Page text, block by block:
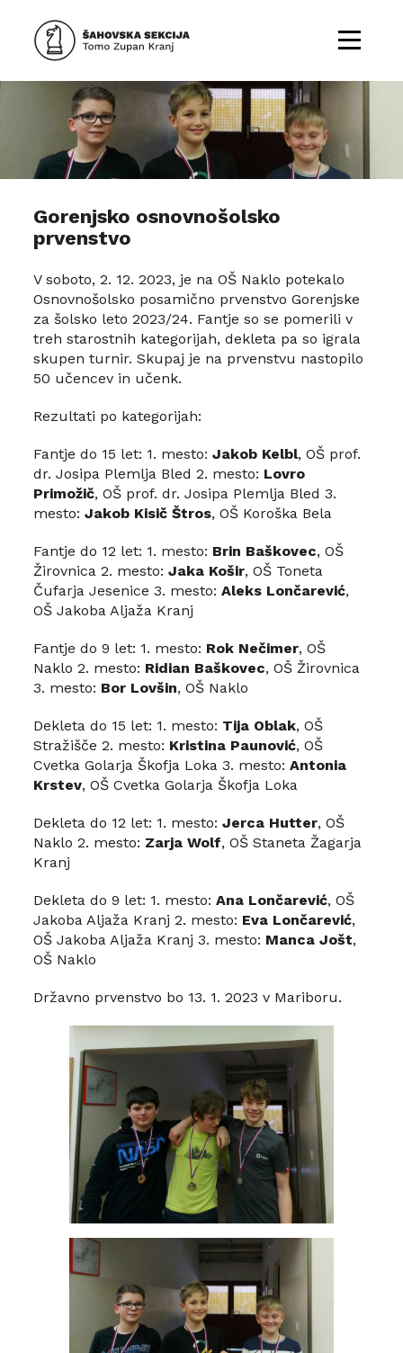
Gorenjsko osnovnošolsko
prvenstvo
V soboto, 2. 12. 2023, je na OŠ Naklo potekalo
Osnovnošolsko posamično prvenstvo Gorenjske
za šolsko leto 2023/24. Fantje so se pomerili v
treh starostnih kategorijah, dekleta pa so igrala
skupen turnir. Skupaj je na prvenstvu nastopilo
50 učencev in učenk.
Rezultati po kategorijah:
Fantje do 15 let: 1. mesto:Jakob Kelbl, OŠ prof.
dr. Josipa Plemlja Bled 2. mesto: Lovro
Primožič, OŠ prof. dr. Josipa Plemlja Bled 3.
mesto:Jakob Kisič Štros, OŠ Koroška Bela
Fantje do 12 let: 1. mesto: Brin Baškovec, OŠ
Žirovnica 2. mesto:Jaka Košir, OŠ Toneta
Čufarja Jesenice 3. mesto:Aleks Lončarević,
OŠ Jakoba Aljaža Kranj
Fantje do 9 let: 1. mesto: Rok Nečimer, OŠ
Naklo 2. mesto: Ridian Baškovec, OŠ Žirovnica
3. mesto: Bor Lovšin, OŠ Naklo
Dekleta do 15 let: 1. mesto: Tija Oblak, OŠ
Stražišče 2. mesto: Kristina Paunović, OŠ
Cvetka Golarja Škofja Loka 3. mesto:Antonia
Krstev, OŠ Cvetka Golarja Škofja Loka
Dekleta do 12 let: 1. mesto:Jerca Hutter, OŠ
Naklo 2. mesto: Zarja Wolf, OŠ Staneta Žagarja
Kranj
Dekleta do 9 let: 1. mesto:Ana Lončarević, OŠ
Jakoba Aljaža Kranj 2. mesto: Eva Lončarević,
OŠ Jakoba Aljaža Kranj 3. mesto: Manca Jošt,
OŠ Naklo
Državno prvenstvo bo 13. 1. 2023 v Mariboru.